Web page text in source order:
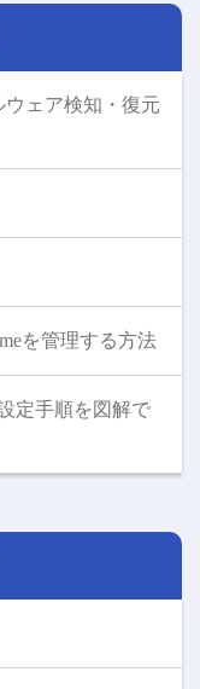
ウェア検知・復元
を管理する方法
定手順を図解で